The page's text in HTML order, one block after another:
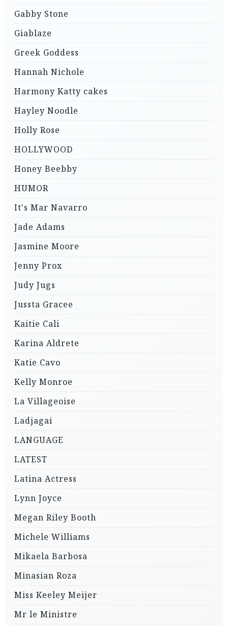
Gabby Stone
Giablaze
Greek Goddess
Hannah Nichole
Harmony Katty cakes
Hayley Noodle
Holly Rose
HOLLYWOOD
Honey Beebby
HUMOR
It's Mar Navarro
Jade Adams
Jasmine Moore
Jenny Prox
Judy Jugs
Jussta Gracee
Kaitie Cali
Karina Aldrete
Katie Cavo
Kelly Monroe
La Villageoise
Ladjagai
LANGUAGE
LATEST
Latina Actress
Lynn Joyce
Megan Riley Booth
Michele Williams
Mikaela Barbosa
Minasian Roza
Miss Keeley Meijer
Mr le Ministre